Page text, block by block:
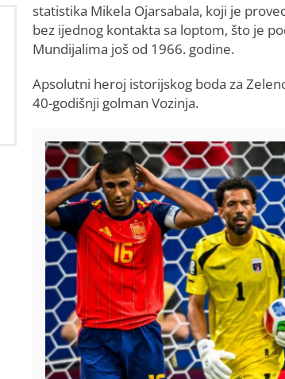
statistika Mikela Ojarsabala, koji je
bez ijednog kontakta sa loptom, što je
Mundijalima još od 1966. godine.
Apsolutni heroj istorijskog boda za
40-godišnji golman Vozinja.